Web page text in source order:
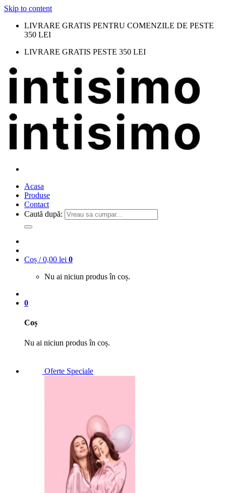
Skip to content
LIVRARE GRATIS PENTRU COMENZILE DE PESTE
350 LEI
LIVRARE GRATIS PESTE 350 LEI
Acasa
Produse
Contact
Caută după:
Coș /0,00 lei 0
Nu ai niciun produs în coș.
0
Coș
Nu ai niciun produs în coș.
Oferte Speciale